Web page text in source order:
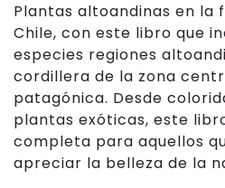
Plantas altoandinas en la
Chile, con este libro que
especies regiones
cordillera de la zona
patagónica. Desde
plantas exóticas, este
completa para aquellos
apreciar la belleza de la